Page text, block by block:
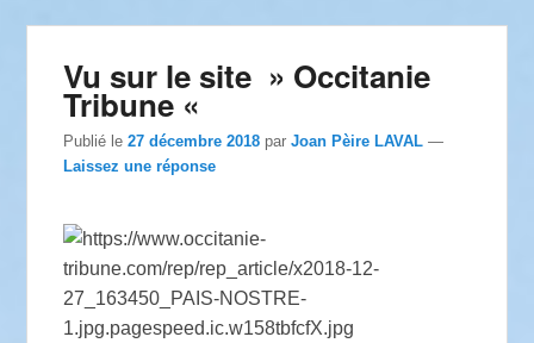
Vu sur le site » Occitanie
Tribune «
Publié le27 décembre 2018 parJoan Pèire LAVAL —
Laissez une réponse